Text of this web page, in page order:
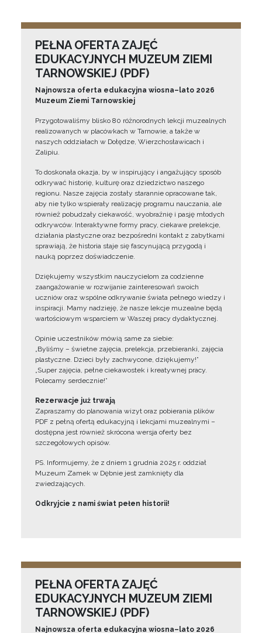
PEŁNA OFERTA ZAJĘĆ
EDUKACYJNYCH MUZEUM ZIEMI
TARNOWSKIEJ (PDF)
Najnowsza oferta edukacyjna wiosna–lato 2026
Muzeum Ziemi Tarnowskiej
Przygotowaliśmy blisko 80 różnorodnych lekcji muzealnych
realizowanych w placówkach w Tarnowie, a także w
naszych oddziałach w Dołędze, Wierzchosławicach i
Zalipiu.
To doskonała okazja, by w inspirujący i angażujący sposób
odkrywać historię, kulturę oraz dziedzictwo naszego
regionu. Nasze zajęcia zostały starannie opracowane tak,
aby nie tylko wspierały realizację programu nauczania, ale
również pobudzały ciekawość, wyobraźnię i pasję młodych
odkrywców. Interaktywne formy pracy, ciekawe prelekcje,
działania plastyczne oraz bezpośredni kontakt z zabytkami
sprawiają, że historia staje się fascynującą przygodą i
nauką poprzez doświadczenie.
Dziękujemy wszystkim nauczycielom za codzienne
zaangażowanie w rozwijanie zainteresowań swoich
uczniów oraz wspólne odkrywanie świata pełnego wiedzy i
inspiracji. Mamy nadzieję, że nasze lekcje muzealne będą
wartościowym wsparciem w Waszej pracy dydaktycznej.
Opinie uczestników mówią same za siebie:
„Byliśmy – świetne zajęcia, prelekcja, przebieranki, zajęcia
plastyczne. Dzieci były zachwycone, dziękujemy!”
„Super zajęcia, pełne ciekawostek i kreatywnej pracy.
Polecamy serdecznie!”
Rezerwacje już trwają
Zapraszamy do planowania wizyt oraz pobierania plików
PDF z pełną ofertą edukacyjną i lekcjami muzealnymi –
dostępna jest również skrócona wersja oferty bez
szczegółowych opisów.
PS. Informujemy, że z dniem 1 grudnia 2025 r. oddział
Muzeum Zamek w Dębnie jest zamknięty dla
zwiedzających.
Odkryjcie z nami świat pełen historii!
PEŁNA OFERTA ZAJĘĆ
EDUKACYJNYCH MUZEUM ZIEMI
TARNOWSKIEJ (PDF)
Najnowsza oferta edukacyjna wiosna–lato 2026